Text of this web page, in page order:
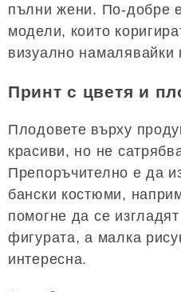
пълни жени. По-добре
модели, които
визуално
Принт с цветя и
Плодовете върху
красиви, но не
Препоръчително е да
бански костюми,
помогне да се
фигурата, а малка
интересна.